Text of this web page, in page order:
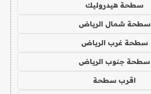
سطحة هيدروليك
سطحة شمال الرياض
سطحة غرب الرياض
سطحة جنوب الرياض
اقرب سطحة